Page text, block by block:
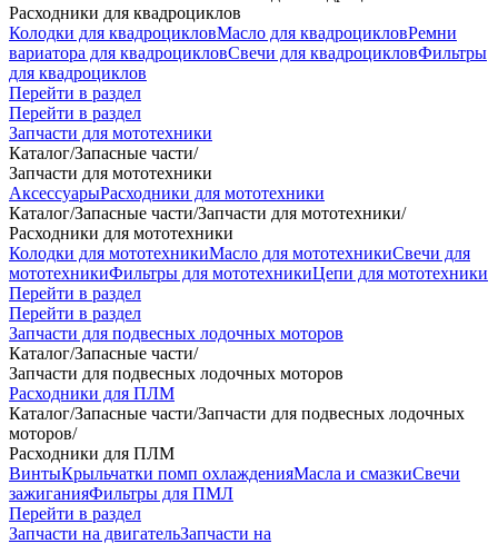
Расходники для квадроциклов
Колодки для квадроцикловМасло для квадроцикловРемни
вариатора для квадроцикловСвечи для квадроцикловФильтры
для квадроциклов
Перейти в раздел
Перейти в раздел
Запчасти для мототехники
Каталог/Запасные части/
Запчасти для мототехники
АксессуарыРасходники для мототехники
Каталог/Запасные части/Запчасти для мототехники/
Расходники для мототехники
Колодки для мототехникиМасло для мототехникиСвечи для
мототехникиФильтры для мототехникиЦепи для мототехники
Перейти в раздел
Перейти в раздел
Запчасти для подвесных лодочных моторов
Каталог/Запасные части/
Запчасти для подвесных лодочных моторов
Расходники для ПЛМ
Каталог/Запасные части/Запчасти для подвесных лодочных
моторов/
Расходники для ПЛМ
ВинтыКрыльчатки помп охлажденияМасла и смазкиСвечи
зажиганияФильтры для ПМЛ
Перейти в раздел
Запчасти на двигательЗапчасти на